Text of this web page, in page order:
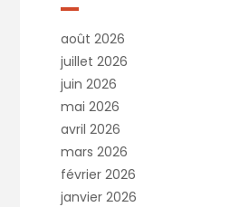
août 2026
juillet 2026
juin 2026
mai 2026
avril 2026
mars 2026
février 2026
janvier 2026